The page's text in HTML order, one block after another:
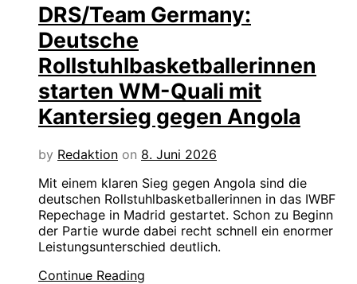
DRS/Team Germany:
Deutsche
Rollstuhlbasketballerinnen
starten WM-Quali mit
Kantersieg gegen Angola
by Redaktion on 8. Juni 2026
Mit einem klaren Sieg gegen Angola sind die
deutschen Rollstuhlbasketballerinnen in das IWBF
Repechage in Madrid gestartet. Schon zu Beginn
der Partie wurde dabei recht schnell ein enormer
Leistungsunterschied deutlich.
Continue Reading